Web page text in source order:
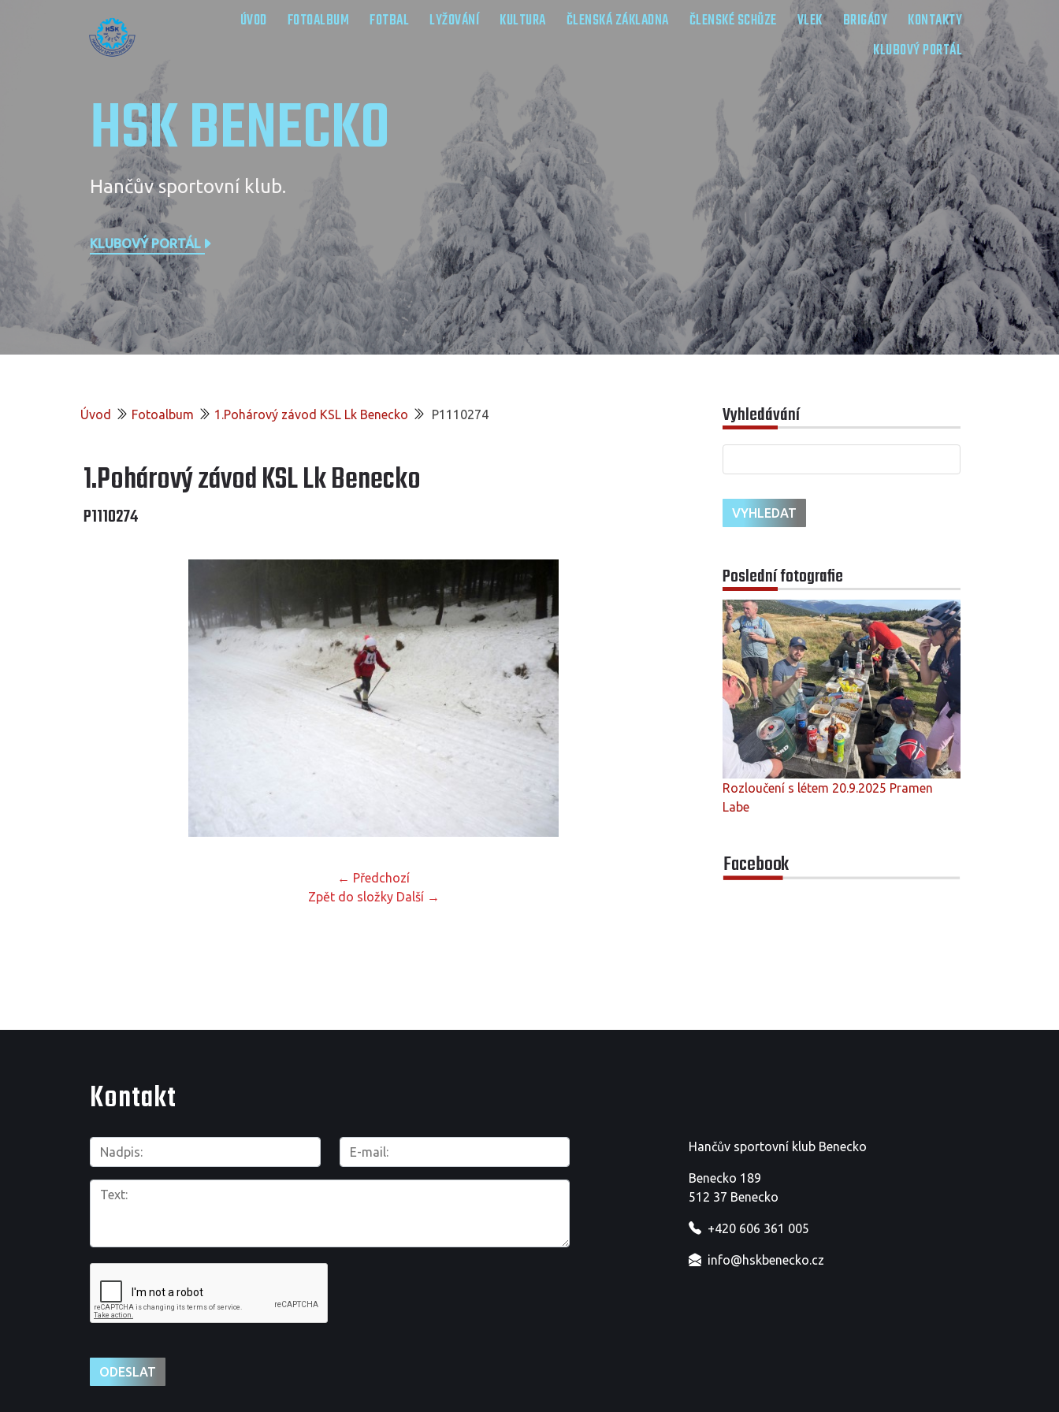
ÚVOD FOTOALBUM FOTBAL LYŽOVÁNÍ KULTURA ČLENSKÁ ZÁKLADNA ČLENSKÉ SCHŮZE VLEK BRIGÁDY
KONTAKTY
KLUBOVÝ PORTÁL
HSK BENECKO
Hančův sportovní klub.
KLUBOVÝ PORTÁL
Úvod Fotoalbum 1.Pohárový závod KSL Lk Benecko P1110274
1.Pohárový závod KSL Lk Benecko
P1110274
← Předchozí
Zpět do složky Další →
Vyhledávání
Poslední fotografie
Rozloučení s létem 20.9.2025 Pramen
Labe
Facebook
Kontakt
Hančův sportovní klub Benecko
Benecko 189
512 37 Benecko
+420 606 361 005
info@hskbenecko.cz